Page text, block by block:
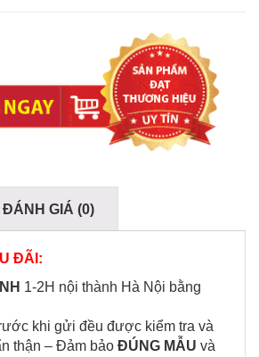
ĐÁNH GIÁ (0)
ĐÃI:
1-2H nội thành Hà Nội bằng
khi gửi đều được kiểm tra và
thận – Đảm bảo ĐÚNG MẪU và